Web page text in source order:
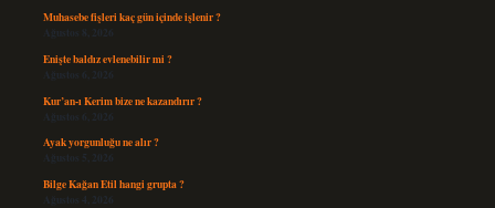
Muhasebe fişleri kaç gün içinde işlenir ?
Ağustos 8, 2026
Enişte baldız evlenebilir mi ?
Ağustos 6, 2026
Kur’an-ı Kerim bize ne kazandırır ?
Ağustos 6, 2026
Ayak yorgunluğu ne alır ?
Ağustos 5, 2026
Bilge Kağan Etil hangi grupta ?
Ağustos 4, 2026